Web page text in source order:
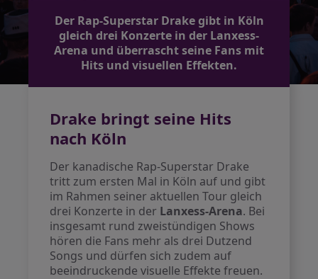
Der Rap-Superstar Drake gibt in Köln
gleich drei Konzerte in der Lanxess-
Arena und überrascht seine Fans mit
Hits und visuellen Effekten.
Drake bringt seine Hits
nach Köln
Der kanadische Rap-Superstar Drake
tritt zum ersten Mal in Köln auf und gibt
im Rahmen seiner aktuellen Tour gleich
drei Konzerte in der Lanxess-Arena. Bei
insgesamt rund zweistündigen Shows
hören die Fans mehr als drei Dutzend
Songs und dürfen sich zudem auf
beeindruckende visuelle Effekte freuen.